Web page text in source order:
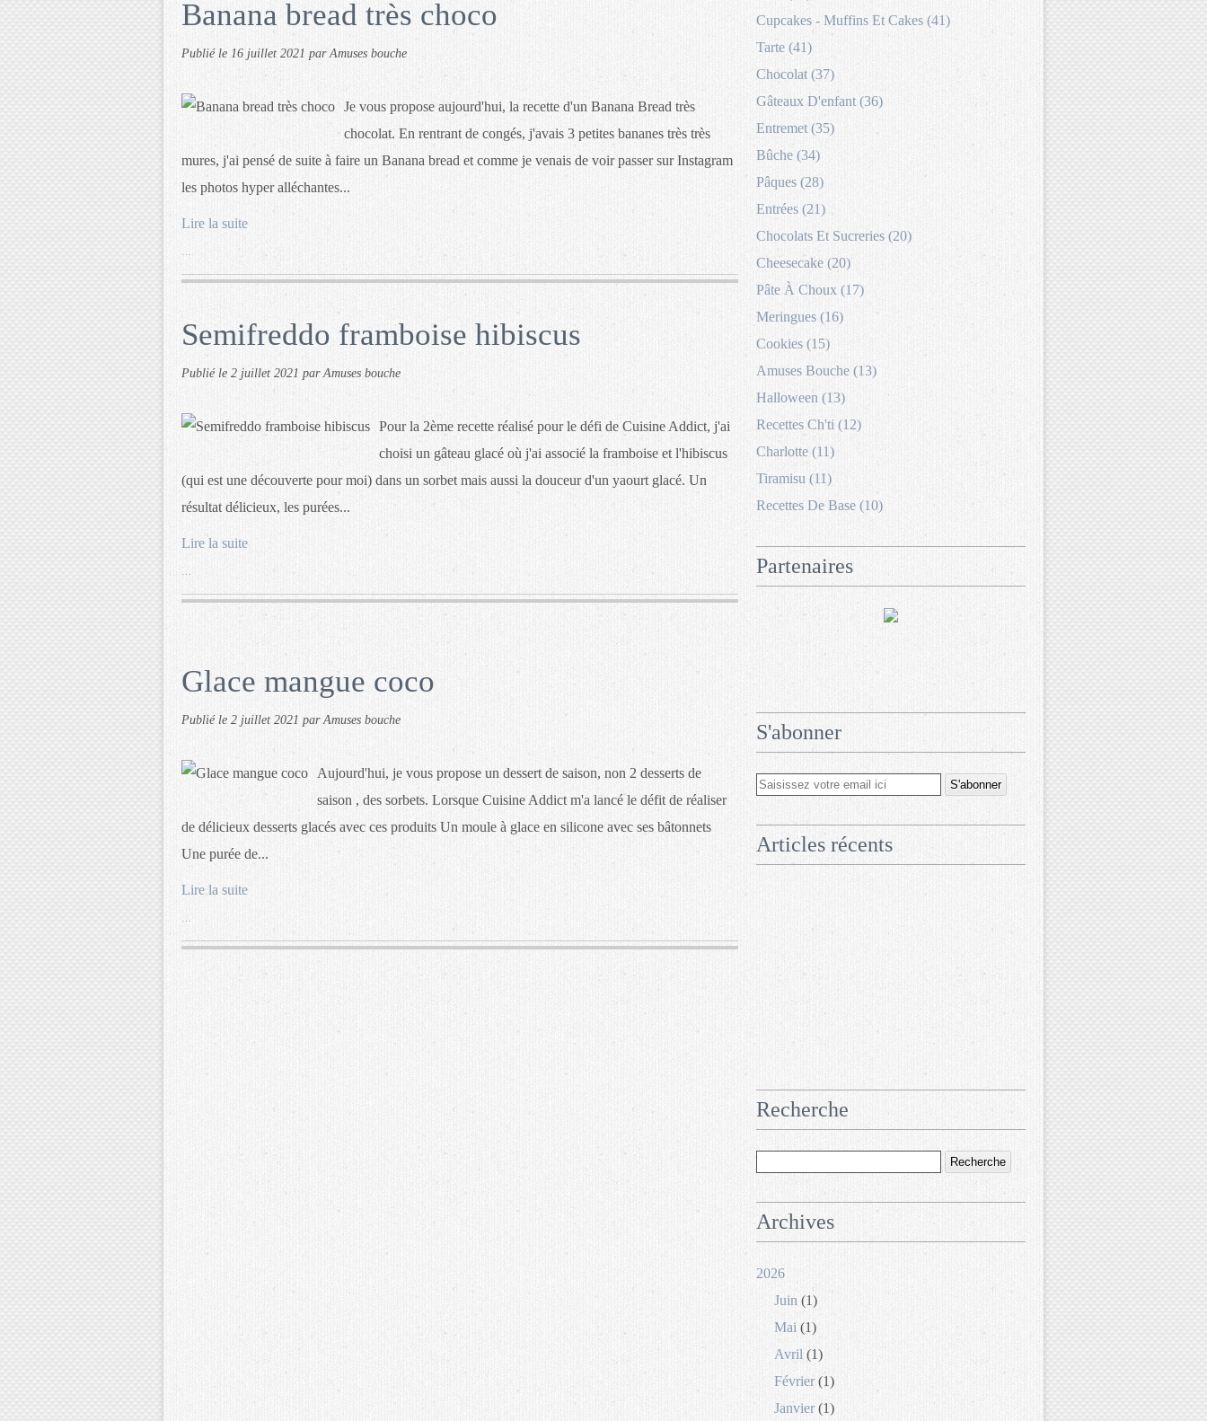
Banana bread très choco
Publié le 16 juillet 2021 par Amuses bouche
Je vous propose aujourd'hui, la recette d'un Banana Bread très
chocolat. En rentrant de congés, j'avais 3 petites bananes très très
mures, j'ai pensé de suite à faire un Banana bread et comme je venais de voir passer sur Instagram
les photos hyper alléchantes...
Lire la suite
Semifreddo framboise hibiscus
Publié le 2 juillet 2021 par Amuses bouche
Pour la 2ème recette réalisé pour le défi de Cuisine Addict, j'ai
choisi un gâteau glacé où j'ai associé la framboise et l'hibiscus
(qui est une découverte pour moi) dans un sorbet mais aussi la douceur d'un yaourt glacé. Un
résultat délicieux, les purées...
Lire la suite
Glace mangue coco
Publié le 2 juillet 2021 par Amuses bouche
Aujourd'hui, je vous propose un dessert de saison, non 2 desserts de
saison , des sorbets. Lorsque Cuisine Addict m'a lancé le défit de réaliser
de délicieux desserts glacés avec ces produits Un moule à glace en silicone avec ses bâtonnets
Une purée de...
Lire la suite
Cupcakes - Muffins Et Cakes (41)
Tarte (41)
Chocolat (37)
Gâteaux D'enfant (36)
Entremet (35)
Bûche (34)
Pâques (28)
Entrées (21)
Chocolats Et Sucreries (20)
Cheesecake (20)
Pâte À Choux (17)
Meringues (16)
Cookies (15)
Amuses Bouche (13)
Halloween (13)
Recettes Ch'ti (12)
Charlotte (11)
Tiramisu (11)
Recettes De Base (10)
Partenaires
S'abonner
Articles récents
Recherche
Archives
2026
Juin (1)
Mai (1)
Avril (1)
Février(1)
Janvier (1)